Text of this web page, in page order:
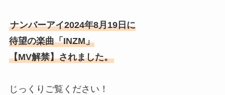
ナンバーアイ2024年8月19日に
待望の楽曲「INZM」
【MV解禁】されました。
じっくりご覧ください！